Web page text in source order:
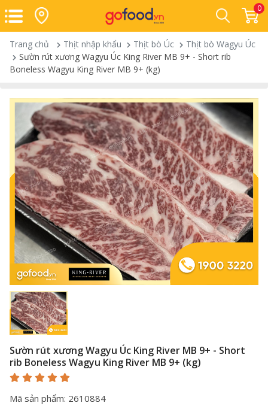
0
Trang chủ Thịt nhập khẩu Thịt bò Úc
Thịt bò Wagyu Úc
Sườn rút xương Wagyu Úc King River MB 9+ - Short rib
Boneless Wagyu King River MB 9+ (kg)
Sườn rút xương Wagyu Úc King River MB 9+ - Short
rib Boneless Wagyu King River MB 9+ (kg)
Mã sản phẩm: 2610884